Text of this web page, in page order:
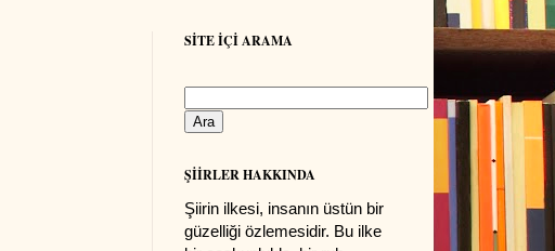
SİTE İÇİ ARAMA
ŞİİRLER HAKKINDA
Şiirin ilkesi, insanın üstün bir
güzelliği özlemesidir. Bu ilke